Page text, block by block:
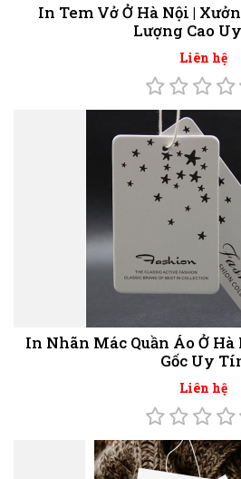
In Tem Vở Ở Hà Nội |
Lượng Cao
Liên hệ
In Nhãn Mác Quần Áo Ở
Gốc Uy
Liên hệ